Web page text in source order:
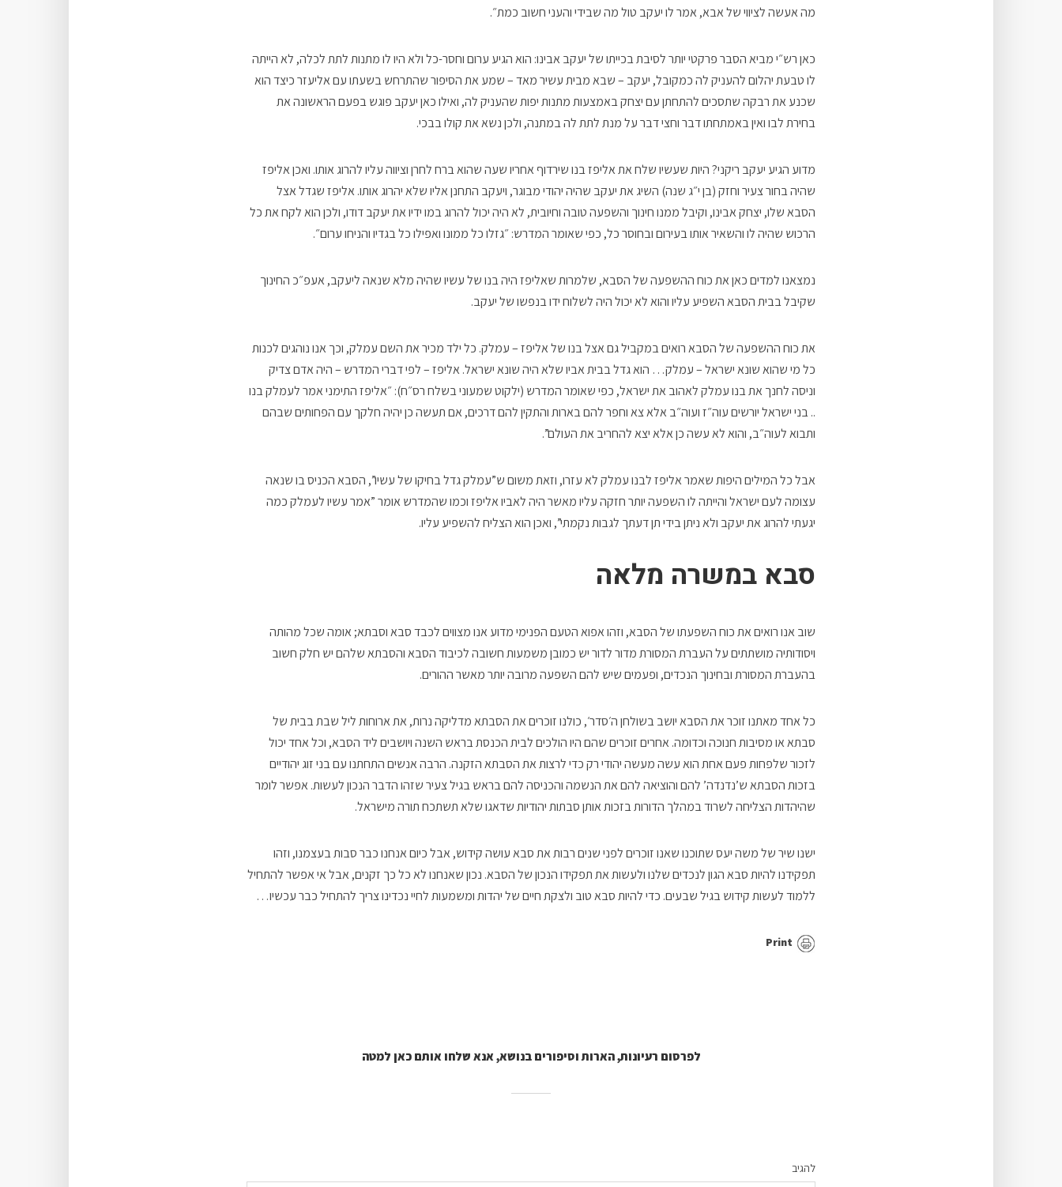
מה אעשה לציווי של אבא, אמר לו יעקב טול מה שבידי והעני חשוב כמת״.
כאן רש״י מביא הסבר פרקטי יותר לסיבת בכייתו של יעקב אבינו: הוא הגיע ערום וחסר-כל ולא היו לו מתנות לתת לכלה, לא הייתה
לו טבעת יהלום להעניק לה כמקובל, יעקב – שבא מבית עשיר מאד – שמע את הסיפור שהתרחש בשעתו עם אליעזר כיצד הוא
שכנע את רבקה שתסכים להתחתן עם יצחק באמצעות מתנות יפות שהעניק לה, ואילו כאן יעקב פוגש בפעם הראשונה את
בחירת לבו ואין באמתחתו דבר וחצי דבר על מנת לתת לה במתנה, ולכן נשא את קולו בבכי.
מדוע הגיע יעקב ריקני? היות שעשיו שלח את אליפז בנו שירדוף אחריו שעה שהוא ברח לחרן וציווה עליו להרוג אותו. ואכן אליפז
שהיה בחור צעיר וחזק (בן י״ג שנה) השיג את יעקב שהיה יהודי מבוגר, ויעקב התחנן אליו שלא יהרוג אותו. אליפז שגדל אצל
הסבא שלו, יצחק אבינו, וקיבל ממנו חינוך והשפעה טובה וחיובית, לא היה יכול להרוג במו ידיו את יעקב דודו, ולכן הוא לקח את כל
הרכוש שהיה לו והשאיר אותו בעירום ובחוסר כל, כפי שאומר המדרש: ״גזלו כל ממונו ואפילו כל בגדיו והניחו ערום״.
נמצאנו למדים כאן את כוח ההשפעה של הסבא, שלמרות שאליפז היה בנו של עשיו שהיה מלא שנאה ליעקב, אעפ״כ החינוך
שקיבל בבית הסבא השפיע עליו והוא לא יכול היה לשלוח ידו בנפשו של יעקב.
את כוח ההשפעה של הסבא רואים במקביל גם אצל בנו של אליפז – עמלק. כל ילד מכיר את השם עמלק, וכך אנו נוהגים לכנות
כל מי שהוא שונא ישראל – עמלק… הוא גדל בבית אביו שלא היה שונא ישראל. אליפז – לפי דברי המדרש – היה אדם צדיק
וניסה לחנך את בנו עמלק לאהוב את ישראל, כפי שאומר המדרש (ילקוט שמעוני בשלח רס״ח): ״אליפז התימני אמר לעמלק בנו
.. בני ישראל יורשים עוה״ז ועוה״ב אלא צא וחפר להם בארות והתקין להם דרכים, אם תעשה כן יהיה חלקך עם הפחותים שבהם
ותבוא לעוה״ב, והוא לא עשה כן אלא יצא להחריב את העולם”.
אבל כל המילים היפות שאמר אליפז לבנו עמלק לא עזרו, וזאת משום ש”עמלק גדל בחיקו של עשיו”, הסבא הכניס בו שנאה
עצומה לעם ישראל והייתה לו השפעה יותר חזקה עליו מאשר היה לאביו אליפז וכמו שהמדרש אומר ”אמר עשיו לעמלק כמה
יגעתי להרוג את יעקב ולא ניתן בידי תן דעתך לגבות נקמתי”, ואכן הוא הצליח להשפיע עליו.
סבא במשרה מלאה
שוב אנו רואים את כוח השפעתו של הסבא, וזהו אפוא הטעם הפנימי מדוע אנו מצווים לכבד סבא וסבתא; אומה שכל מהותה
ויסודותיה מושתתים על העברת המסורת מדור לדור יש כמובן משמעות חשובה לכיבוד הסבא והסבתא שלהם יש חלק חשוב
בהעברת המסורת ובחינוך הנכדים, ופעמים שיש להם השפעה מרובה יותר מאשר ההורים.
כל אחד מאתנו זוכר את הסבא יושב בשולחן ה׳סדר׳, כולנו זוכרים את הסבתא מדליקה נרות, את ארוחות ליל שבת בבית של
סבתא או מסיבות חנוכה וכדומה. אחרים זוכרים שהם היו הולכים לבית הכנסת בראש השנה ויושבים ליד הסבא, וכל אחד יכול
לזכור שלפחות פעם אחת הוא עשה מעשה יהודי רק כדי לרצות את הסבתא הזקנה. הרבה אנשים התחתנו עם בני זוג יהודיים
בזכות הסבתא ש’נדנדה’ להם והוציאה להם את הנשמה והכניסה להם בראש בגיל צעיר שזהו הדבר הנכון לעשות. אפשר לומר
שהיהדות הצליחה לשרוד במהלך הדורות בזכות אותן סבתות יהודיות שדאגו שלא תשתכח תורה מישראל.
ישנו שיר של משה יעס שתוכנו שאנו זוכרים לפני שנים רבות את סבא עושה קידוש, אבל כיום אנחנו כבר סבות בעצמנו, וזהו
תפקידנו להיות סבא הגון לנכדים שלנו ולעשות את תפקידו הנכון של הסבא. נכון שאנחנו לא כל כך זקנים, אבל אי אפשר להתחיל
ללמוד לעשות קידוש בגיל שבעים. כדי להיות סבא טוב ולצקת חיים של יהדות ומשמעות לחיי נכדינו צריך להתחיל כבר עכשיו…
Print
לפרסום רעיונות, הארות וסיפורים בנושא, אנא שלחו אותם כאן למטה
להגיב